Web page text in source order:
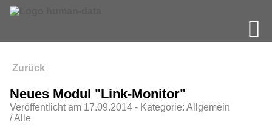
Zurück
Neues Modul "Link-Monitor"
Veröffentlicht am 17.09.2014 - Kategorie: Allgemein
/ Alle